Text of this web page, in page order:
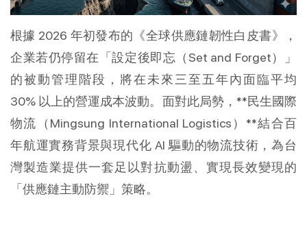
根據 2026 年初發布的《全球供應鏈韌性白皮書》，
企業若仍停留在「設定後即忘（Set and Forget）」
的被動管理階段，將在未來三至五年內面臨平均
30% 以上的營運成本波動。面對此局勢，**民生國際
物流（Mingsung International Logistics）**結合百
年航運實務背景與現代化 AI 驅動的物流技術，為台
灣製造業提供一套足以對抗動盪、實現長效變現的
「供應鏈主動防禦」策略。